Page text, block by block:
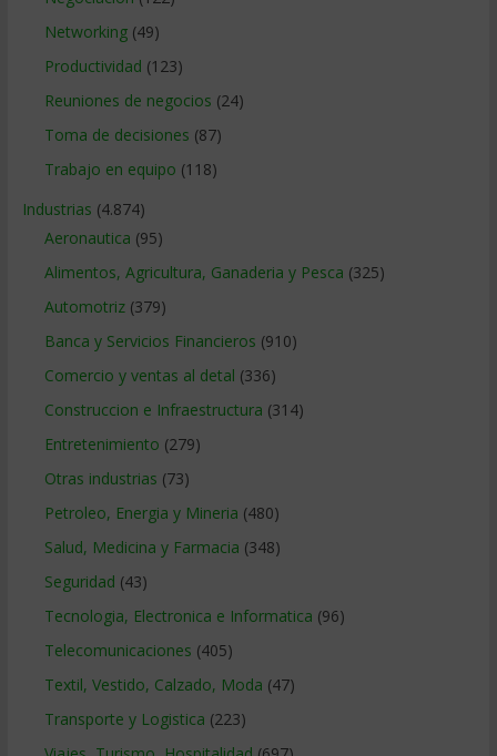
Networking(49)
Productividad (123)
Reuniones de negocios (24)
Toma de decisiones (87)
Trabajo en equipo (118)
Industrias (4.874)
Aeronautica (95)
Alimentos, Agricultura, Ganaderia y Pesca (325)
Automotriz(379)
Banca y Servicios Financieros (910)
Comercio y ventas al detal (336)
Construccion e Infraestructura (314)
Entretenimiento (279)
Otras industrias (73)
Petroleo, Energia y Mineria (480)
Salud, Medicina y Farmacia (348)
Seguridad (43)
Tecnologia, Electronica e Informatica (96)
Telecomunicaciones (405)
Textil, Vestido, Calzado, Moda (47)
Transporte y Logistica (223)